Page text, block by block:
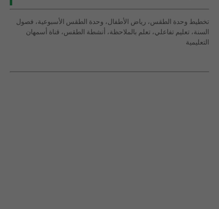
تخطيط وحدة الطقس، رياض الأطفال، وحدة الطقس الأسبوعية، فصول
السنة، تعليم تفاعلي، تعلم بالملاحظة، أنشطة الطقس، قناة أسمهان
التعليمية